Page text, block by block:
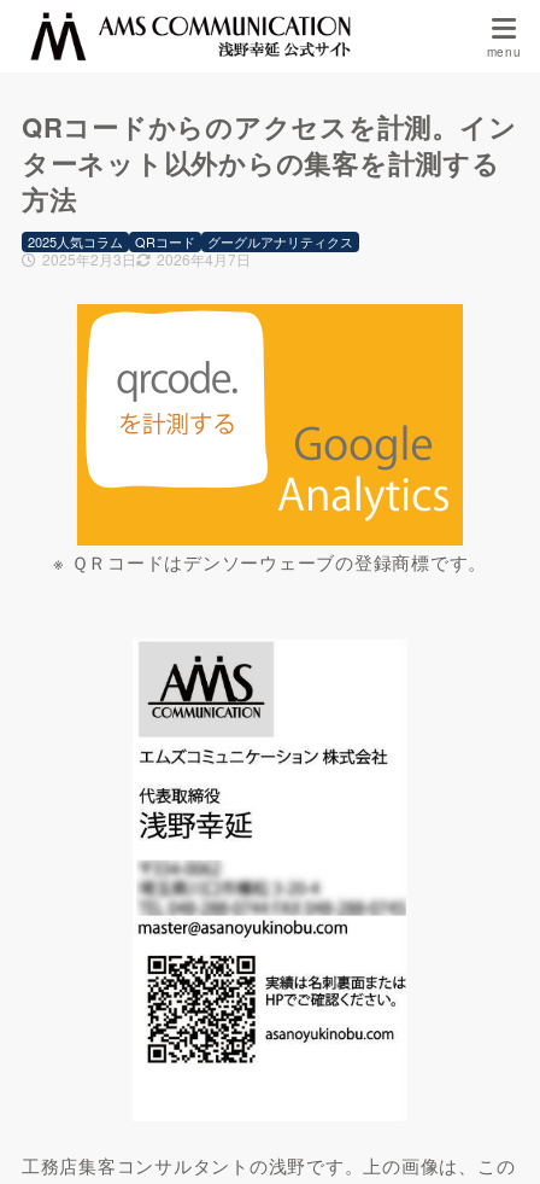
QRコードからのアクセスを計測。イン
ターネット以外からの集客を計測する
方法
2025年2月3日 2026年4月7日
2025人気コラム QRコード グーグルアナリティクス
※ ＱＲコードはデンソーウェーブの登録商標です。
工務店集客コンサルタントの浅野です。上の画像は、この